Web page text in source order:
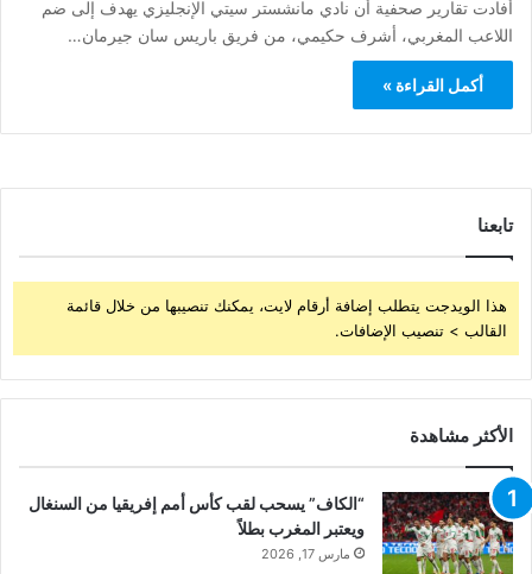
أفادت تقارير صحفية أن نادي مانشستر سيتي الإنجليزي يهدف إلى ضم
اللاعب المغربي، أشرف حكيمي، من فريق باريس سان جيرمان…
أكمل القراءة »
تابعنا
هذا الويدجت يتطلب إضافة أرقام لايت، يمكنك تنصيبها من خلال قائمة
القالب > تنصيب الإضافات.
الأكثر مشاهدة
“الكاف” يسحب لقب كأس أمم إفريقيا من السنغال
ويعتبر المغرب بطلاً
مارس 17, 2026